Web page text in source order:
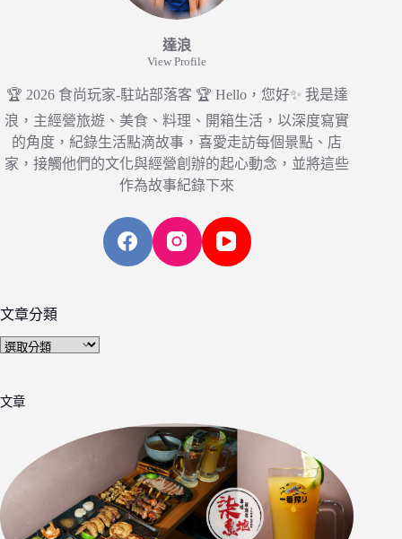
達浪
View Profile
🏆 2026 食尚玩家-駐站部落客 🏆 Hello，您好✨ 我是達
浪，主經營旅遊、美食、料理、開箱生活，以深度寫實
的角度，紀錄生活點滴故事，喜愛走訪每個景點、店
家，接觸他們的文化與經營創辦的起心動念，並將這些
作為故事紀錄下來
文章分類
文
類
文章